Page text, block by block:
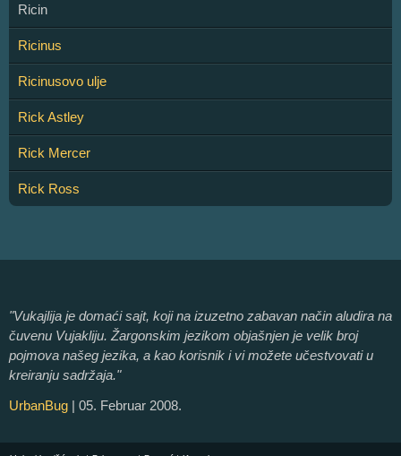
Ricin
Ricinus
Ricinusovo ulje
Rick Astley
Rick Mercer
Rick Ross
"Vukajlija je domaći sajt, koji na izuzetno zabavan način aludira na
čuvenu Vujakliju. Žargonskim jezikom objašnjen je velik broj
pojmova našeg jezika, a kao korisnik i vi možete učestvovati u
kreiranju sadržaja."
UrbanBug | 05. Februar 2008.